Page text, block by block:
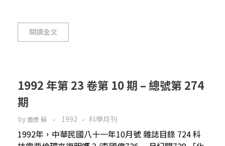
閱讀全文
1992 年第 23 卷第 10 期 – 總號第 274
期
by 裔彥 蘇 1992 科學月刊
1992年，中華民國八十一年10月號 雜誌目錄 724 科